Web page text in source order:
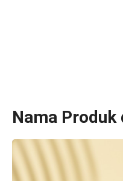
Nama Produk